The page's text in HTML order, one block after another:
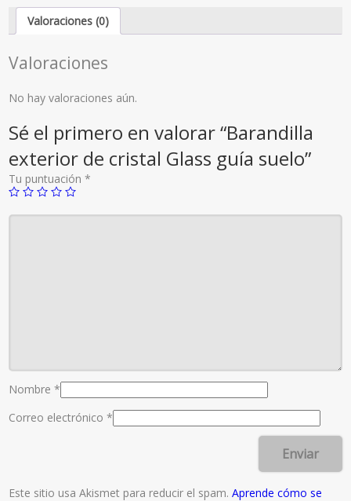
Valoraciones (0)
Valoraciones
No hay valoraciones aún.
Sé el primero en valorar “Barandilla
exterior de cristal Glass guía suelo”
Tu puntuación*
Nombre*
Correo electrónico*
Este sitio usa Akismet para reducir el spam.Aprende cómo se